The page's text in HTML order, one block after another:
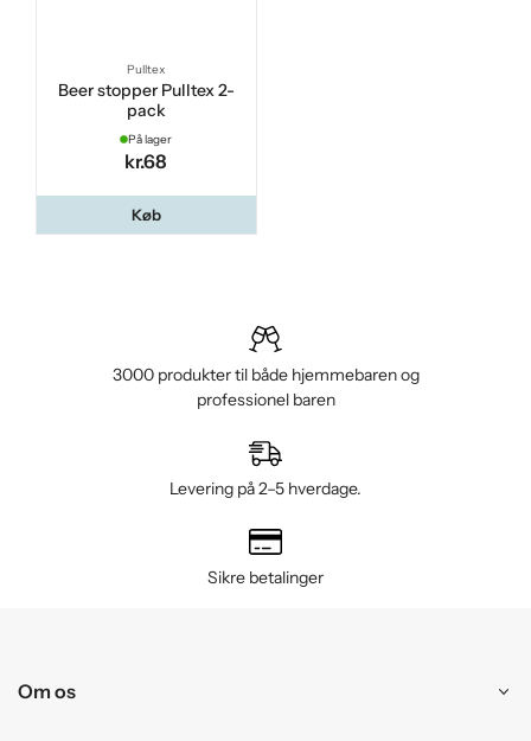
Pulltex
Beer stopper Pulltex 2-
pack
På lager
kr.68
Køb
3000 produkter til både hjemmebaren og
professionel baren
Levering på 2–5 hverdage.
Sikre betalinger
Om os